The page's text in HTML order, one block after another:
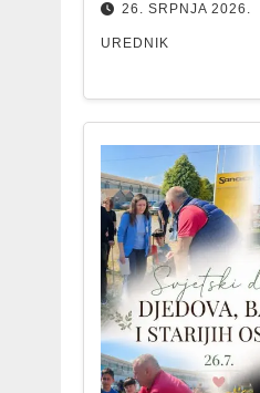
26. SRPNJA 2026.
UREDNIK